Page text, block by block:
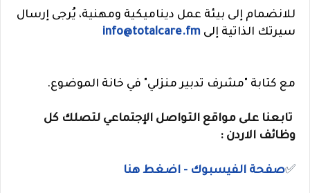
للانضمام إلى بيئة عمل ديناميكية ومهنية، يُرجى إرسال
سيرتك الذاتية إلى info@totalcare.fm
مع كتابة "مشرف تدبير منزلي" في خانة الموضوع.
تابعنا على مواقع التواصل الإجتماعي لتصلك كل
وظائف الاردن :
✅صفحة الفيسبوك - اضغط هنا